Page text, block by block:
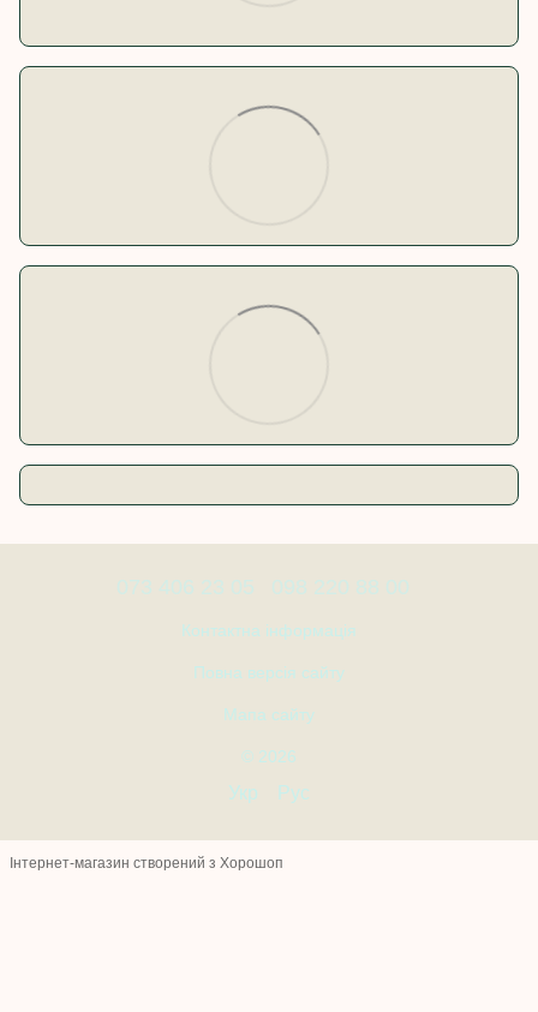
073 406 23 05 098 220 88 00
Контактна інформація
Повна версія сайту
Мапа сайту
© 2026
Укр Рус
Інтернет-магазин створений з Хорошоп